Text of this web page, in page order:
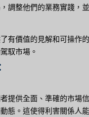
調整他們的業務實踐，
有價值的見解和可操作
馭市場。
提供全面、準確的市場
態。這使得利害關係人